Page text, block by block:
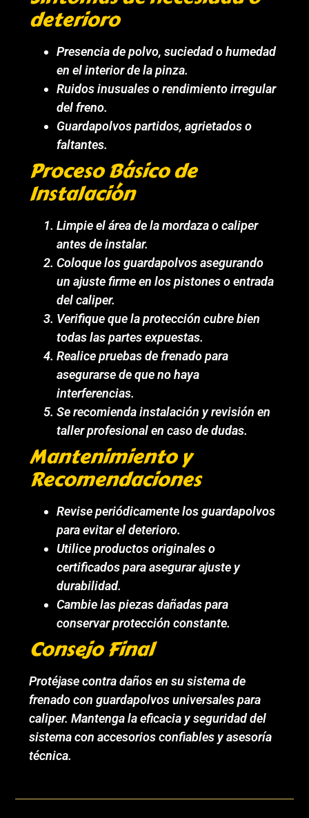
deterioro
Presencia de polvo, suciedad o humedad
en el interior de la pinza.
Ruidos inusuales o rendimiento irregular
del freno.
Guardapolvos partidos, agrietados o
faltantes.
Proceso Básico de
Instalación
Limpie el área de la mordaza o caliper
antes de instalar.
Coloque los guardapolvos asegurando
un ajuste firme en los pistones o entrada
del caliper.
Verifique que la protección cubre bien
todas las partes expuestas.
Realice pruebas de frenado para
asegurarse de que no haya
interferencias.
Se recomienda instalación y revisión en
taller profesional en caso de dudas.
Mantenimiento y
Recomendaciones
Revise periódicamente los guardapolvos
para evitar el deterioro.
Utilice productos originales o
certificados para asegurar ajuste y
durabilidad.
Cambie las piezas dañadas para
conservar protección constante.
Consejo Final
Protéjase contra daños en su sistema de
frenado con guardapolvos universales para
caliper. Mantenga la eficacia y seguridad del
sistema con accesorios confiables y asesoría
técnica.